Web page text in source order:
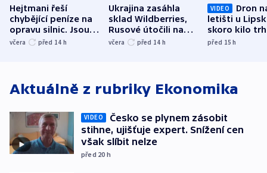
Hejtmani řeší
chybějící peníze na
opravu silnic. Jsou
nenárokové, namítá
včera před 14 h
Ukrajina zasáhla
sklad Wildberries,
Rusové útočili na
trh, hasiče či
včera před 14 h
VIDEO
Dron
letišti u
skoro kilo
indicie
před 15h
Aktuálně z rubriky Ekonomika
VIDEO
Česko se plynem zásobit
stihne, ujišťuje expert. Snížení cen
však slíbit nelze
před 20 h